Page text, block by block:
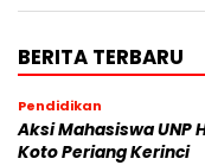
BERITA TERBARU
Pendidikan
Aksi Mahasiswa UNP
Koto Periang Kerinci